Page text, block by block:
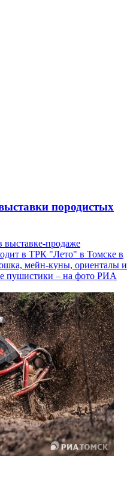
породистых
выставке-продаже
в ТРК "Лето" в Томске в
мейн-куны, ориенталы и
пушистики – на фото РИА